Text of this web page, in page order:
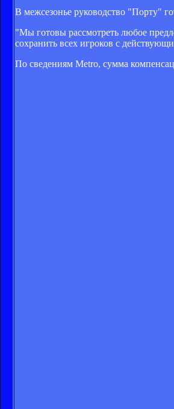
В межсезонье руководство "Порту"
"Мы готовы рассмотреть любое
сохранить всех игроков с
По сведениям Metro, сумма